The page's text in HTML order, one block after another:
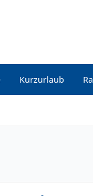
Kurzurlaub